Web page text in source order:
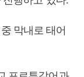
막내로 태어